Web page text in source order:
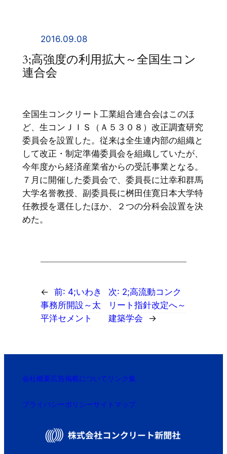
2016.09.08
3;高強度の利用拡大～全国生コン
連合会
全国生コンクリート工業組合連合会はこのほ
ど、生コンＪＩＳ（Ａ５３０８）改正調査研究
委員会を設置した。従来は全生連内部の組織と
して改正・制定準備委員会を組織していたが、
今年度から経済産業省からの受託事業となる。
７月に開催した委員会で、委員長に辻幸和群馬
大学名誉教授、副委員長に桝田佳寛日本大学特
任教授を選任したほか、２つの分科会設置を決
めた。
← 前: 4;いわき
事務所開設～太
平洋セメント
次: 2;高流動コンク
リート指針改定へ～
建築学会
→
会社概要広告掲載について リンク集
プライバシーポリシーサイトマップ